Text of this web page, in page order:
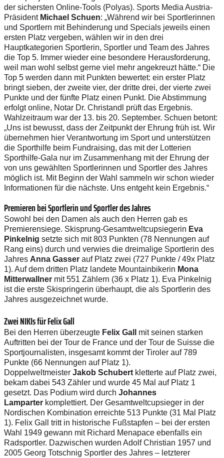
der sichersten Online-Tools (Polyas). Sports Media Austria-
Präsident Michael Schuen: „Während wir bei Sportlerinnen
und Sportlern mit Behinderung und Specials jeweils einen
ersten Platz vergeben, wählen wir in den drei
Hauptkategorien Sportlerin, Sportler und Team des Jahres
die Top 5. Immer wieder eine besondere Herausforderung,
weil man wohl selbst gerne viel mehr angekreuzt hätte.“ Die
Top 5 werden dann mit Punkten bewertet: ein erster Platz
bringt sieben, der zweite vier, der dritte drei, der vierte zwei
Punkte und der fünfte Platz einen Punkt. Die Abstimmung
erfolgt online, Notar Dr. Christandl prüft das Ergebnis.
Wahlzeitraum war der 13. bis 20. September. Schuen betont:
„Uns ist bewusst, dass der Zeitpunkt der Ehrung früh ist. Wir
übernehmen hier Verantwortung im Sport und unterstützen
die Sporthilfe beim Fundraising, das mit der Lotterien
Sporthilfe-Gala nur im Zusammenhang mit der Ehrung der
von uns gewählten Sportlerinnen und Sportler des Jahres
möglich ist. Mit Beginn der Wahl sammeln wir schon wieder
Informationen für die nächste. Uns entgeht kein Ergebnis.“
Premieren bei Sportlerin und Sportler des Jahres
Sowohl bei den Damen als auch den Herren gab es
Premierensiege. Skisprung-Gesamtweltcupsiegerin Eva
Pinkelnig setzte sich mit 803 Punkten (78 Nennungen auf
Rang eins) durch und verwies die dreimalige Sportlerin des
Jahres Anna Gasser auf Platz zwei (727 Punkte / 49x Platz
1). Auf dem dritten Platz landete Mountainbikerin Mona
Mitterwallner mit 551 Zählern (36 x Platz 1). Eva Pinkelnig
ist die erste Skispringerin überhaupt, die als Sportlerin des
Jahres ausgezeichnet wurde.
Zwei NIKIs für Felix Gall
Bei den Herren überzeugte Felix Gall
mit seinen starken
Auftritten bei der Tour de France und der Tour de Suisse die
Sportjournalisten, insgesamt kommt der Tiroler auf 789
Punkte (66 Nennungen auf Platz 1).
Doppelweltmeister Jakob Schubert kletterte auf Platz zwei,
bekam dabei 543 Zähler und wurde 45 Mal auf Platz 1
gesetzt. Das Podium wird durch Johannes
Lamparter komplettiert. Der Gesamtweltcupsieger in der
Nordischen Kombination erreichte 513 Punkte (31 Mal Platz
1). Felix Gall tritt in historische Fußstapfen – bei der ersten
Wahl 1949 gewann mit Richard Menapace ebenfalls ein
Radsportler. Dazwischen wurden Adolf Christian 1957 und
2005 Georg Totschnig Sportler des Jahres – letzterer